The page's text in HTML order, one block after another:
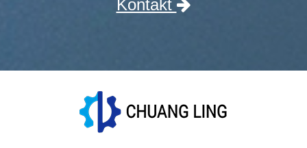
Kontakt